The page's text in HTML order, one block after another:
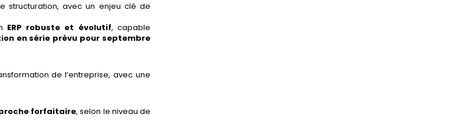
structuration, avec un enjeu clé de
ERP robuste et évolutif, capable
en série prévu pour septembre
de l’entreprise, avec une
forfaitaire, selon le niveau de